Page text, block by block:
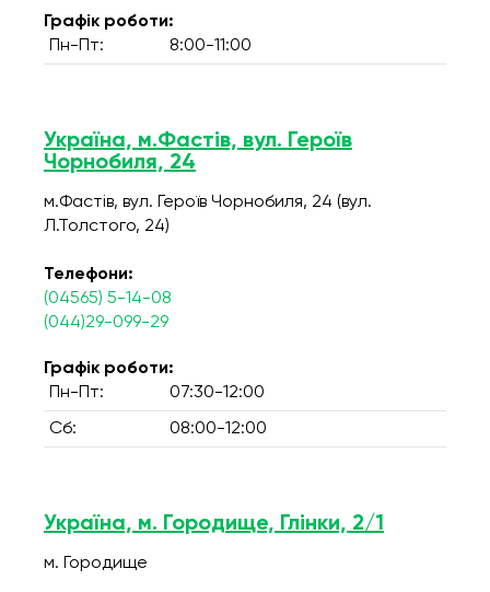
Графік роботи:
Пн-Пт:
8:00-11:00
Україна, м.Фастів, вул. Героїв
Чорнобиля, 24
м.Фастів, вул. Героїв Чорнобиля, 24 (вул.
Л.Толстого, 24)
Телефони:
(04565) 5-14-08
(044)29-099-29
Графік роботи:
Пн-Пт:
07:30-12:00
Сб: 08:00-12:00
Україна, м. Городище, Глінки, 2/1
м. Городище